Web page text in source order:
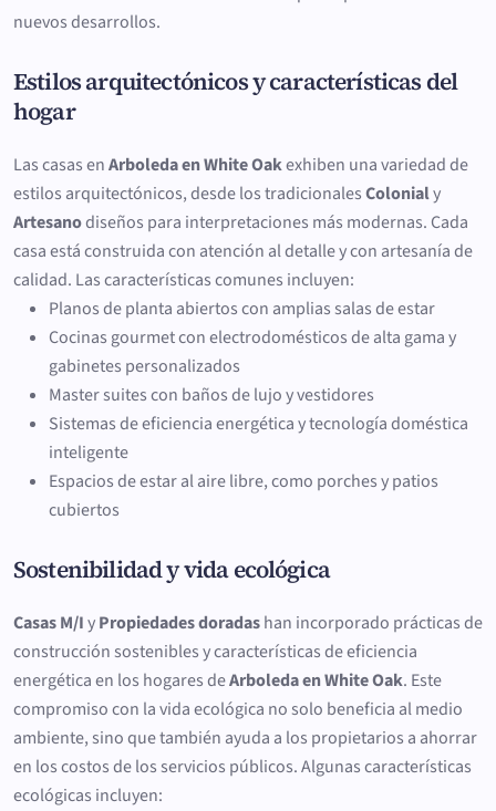
nuevos desarrollos.
Estilos arquitectónicos y características del
hogar
Las casas enArboleda en White Oakexhiben una variedad de
estilos arquitectónicos, desde los tradicionalesColonialy
Artesanodiseños para interpretaciones más modernas. Cada
casa está construida con atención al detalle y con artesanía de
calidad. Las características comunes incluyen:
Planos de planta abiertos con amplias salas de estar
Cocinas gourmet con electrodomésticos de alta gama y
gabinetes personalizados
Master suites con baños de lujo y vestidores
Sistemas de eficiencia energética y tecnología doméstica
inteligente
Espacios de estar al aire libre, como porches y patios
cubiertos
Sostenibilidad y vida ecológica
Casas M/IyPropiedades doradashan incorporado prácticas de
construcción sostenibles y características de eficiencia
energética en los hogares deArboleda en White Oak. Este
compromiso con la vida ecológica no solo beneficia al medio
ambiente, sino que también ayuda a los propietarios a ahorrar
en los costos de los servicios públicos. Algunas características
ecológicas incluyen: